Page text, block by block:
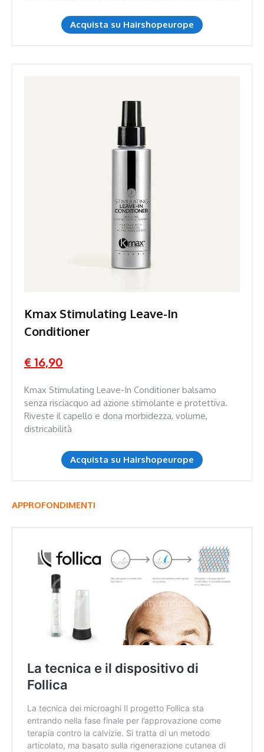
Acquista su Hairshopeurope
Kmax Stimulating Leave-In
Conditioner
€ 16,90
Kmax Stimulating Leave-In Conditioner balsamo
senza risciacquo ad azione stimolante e protettiva.
Riveste il capello e dona morbidezza, volume,
districabilità
Acquista su Hairshopeurope
APPROFONDIMENTI